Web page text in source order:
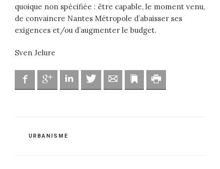
quoique non spécifiée : être capable, le moment venu,
de convaincre Nantes Métropole d’abaisser ses
exigences et/ou d’augmenter le budget.
Sven Jelure
FacebookGoogle Linkedin Twitter Adresse mailMarque-page
CATÉGORIES
URBANISME